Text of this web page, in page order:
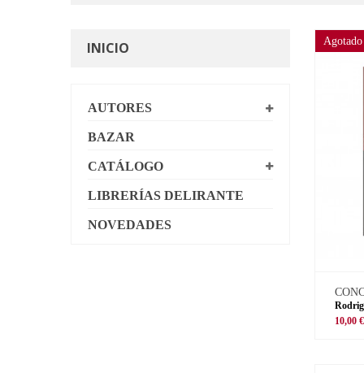
INICIO
AUTORES
BAZAR
CATÁLOGO
LIBRERÍAS DELIRANTE
NOVEDADES
Agotado
10,00 €